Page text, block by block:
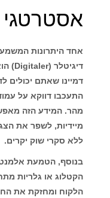
אחד היתרונות
דיגיטלר (Digitaler)
דמיינו שאתם
התעכבו דווקא על
מהר. המידע הזה
מיידיות, לשפר את
ללא סקרי שוק יקרים.
בנוסף, הטמעת
הקטלוג או גלריות
הלקוח ומחזקת את